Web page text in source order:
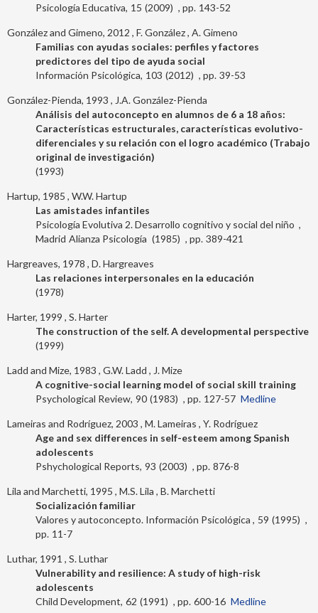
Psicología Educativa 15 2009 143-52
González and Gimeno, 2012 F. González A. Gimeno
Familias con ayudas sociales: perfiles y factores
predictores del tipo de ayuda social
Información Psicológica 103 2012 39-53
González-Pienda, 1993
J.A. González-Pienda
Análisis del autoconcepto en alumnos de 6 a 18 años:
Características estructurales, características evolutivo-
diferenciales y su relación con el logro académico (Trabajo
original de investigación)
1993
Hartup, 1985 W.W. Hartup
Las amistades infantiles
Psicología Evolutiva 2. Desarrollo cognitivo y social del niño
Alianza Psicología
Madrid 1985 389-421
Hargreaves, 1978 D. Hargreaves
Las relaciones interpersonales en la educación
1978
Harter, 1999 S. Harter
The construction of the self. A developmental perspective
1999
Ladd and Mize, 1983 G.W. Ladd
J. Mize
A cognitive-social learning model of social skill training
Psychological Review 90 1983 127-57 Medline
Lameiras and Rodríguez, 2003 M. Lameiras Y. Rodríguez
Age and sex differences in self-esteem among Spanish
adolescents
Pshychological Reports 93 2003 876-8
Lila and Marchetti, 1995 M.S. Lila B. Marchetti
Socialización familiar
Valores y autoconcepto. Información Psicológica
59 1995
11-7
Luthar, 1991
S. Luthar
Vulnerability and resilience: A study of high-risk
adolescents
Child Development 62 1991 600-16 Medline